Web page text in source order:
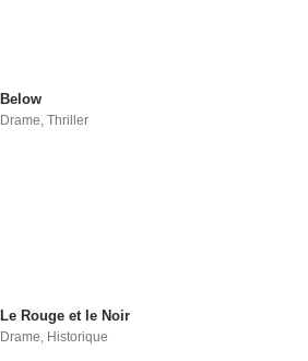
Below
Drame,Thriller
Le Rouge et le Noir
Drame, Historique